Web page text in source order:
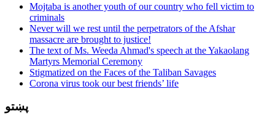
Mojtaba is another youth of our country who fell victim to
criminals
Never will we rest until the perpetrators of the Afshar
massacre are brought to justice!
The text of Ms. Weeda Ahmad's speech at the Yakaolang
Martyrs Memorial Ceremony
Stigmatized on the Faces of the Taliban Savages
Corona virus took our best friends’ life
پښتو